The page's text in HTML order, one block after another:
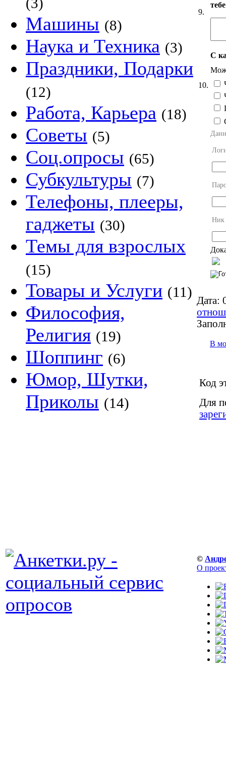
Машины (8)
Наука и Техника (3)
Праздники, Подарки
(12)
Работа, Карьера (18)
Советы (5)
Соц.опросы (65)
Субкультуры (7)
Телефоны, плееры,
гаджеты (30)
Темы для взрослых
(15)
Товары и Услуги (11)
Философия,
Религия (19)
Шоппинг (6)
Юмор, Шутки,
Приколы (14)
9.
10.
С
Ник
Дата:
В
Код
Для
©
О